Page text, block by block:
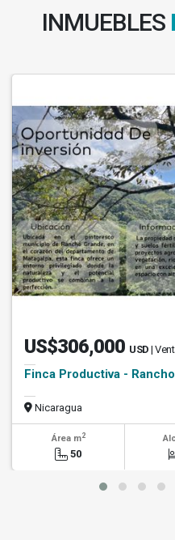
INMUEBLES
US$306,000 USD |
Finca Productiva -
Nicaragua
Área m2
50